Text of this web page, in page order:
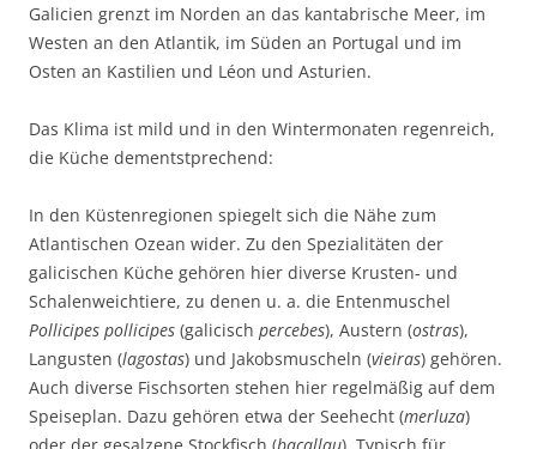
Galicien grenzt im Norden an das kantabrische Meer, im
Westen an den Atlantik, im Süden an Portugal und im
Osten an Kastilien und Léon und Asturien.
Das Klima ist mild und in den Wintermonaten regenreich,
die Küche dementstprechend:
In den Küstenregionen spiegelt sich die Nähe zum
Atlantischen Ozean wider. Zu den Spezialitäten der
galicischen Küche gehören hier diverse Krusten- und
Schalenweichtiere, zu denen u. a. die Entenmuschel
Pollicipes pollicipes (galicisch percebes), Austern (ostras),
Langusten (lagostas) und Jakobsmuscheln (vieiras) gehören.
Auch diverse Fischsorten stehen hier regelmäßig auf dem
Speiseplan. Dazu gehören etwa der Seehecht (merluza)